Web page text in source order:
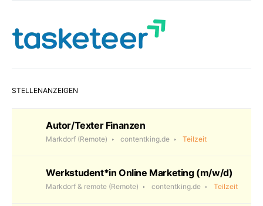
STELLENANZEIGEN
Autor/Texter Finanzen
Markdorf (Remote) contentking.de Teilzeit
Werkstudent*in Online Marketing (m/w/d)
Markdorf & remote (Remote) contentking.de Teilzeit